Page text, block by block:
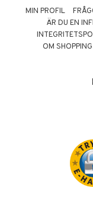
MIN PROFIL
ÄR DU EN
OM